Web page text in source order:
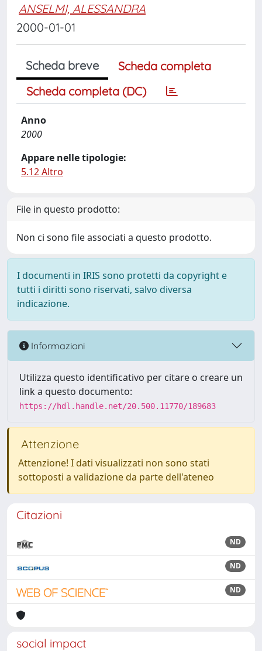
ANSELMI, ALESSANDRA
2000-01-01
Scheda breve
Scheda completa
Scheda completa (DC)
Anno
2000
Appare nelle tipologie:
5.12 Altro
File in questo prodotto:
Non ci sono file associati a questo prodotto.
I documenti in IRIS sono protetti da copyright e
tutti i diritti sono riservati, salvo diversa
indicazione.
Informazioni
Utilizza questo identificativo per citare o creare un
link a questo documento:
https://hdl.handle.net/20.500.11770/189683
Attenzione
Attenzione! I dati visualizzati non sono stati
sottoposti a validazione da parte dell'ateneo
Citazioni
ND
ND
ND
social impact